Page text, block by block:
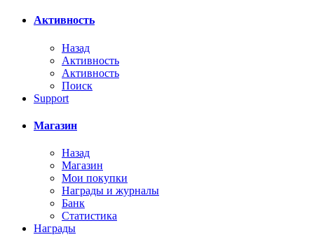
Активность
Назад
Активность
Активность
Поиск
Support
Магазин
Назад
Магазин
Мои покупки
Награды и журналы
Банк
Статистика
Награды